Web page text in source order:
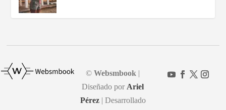
©Websmbook |
Diseñado porAriel
Pérez| Desarrollado